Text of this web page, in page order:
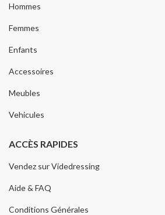
Hommes
Femmes
Enfants
Accessoires
Meubles
Vehicules
ACCÈS RAPIDES
Vendez sur Videdressing
Aide & FAQ
Conditions Générales